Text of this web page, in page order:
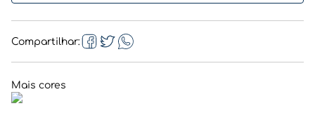
Compartilhar